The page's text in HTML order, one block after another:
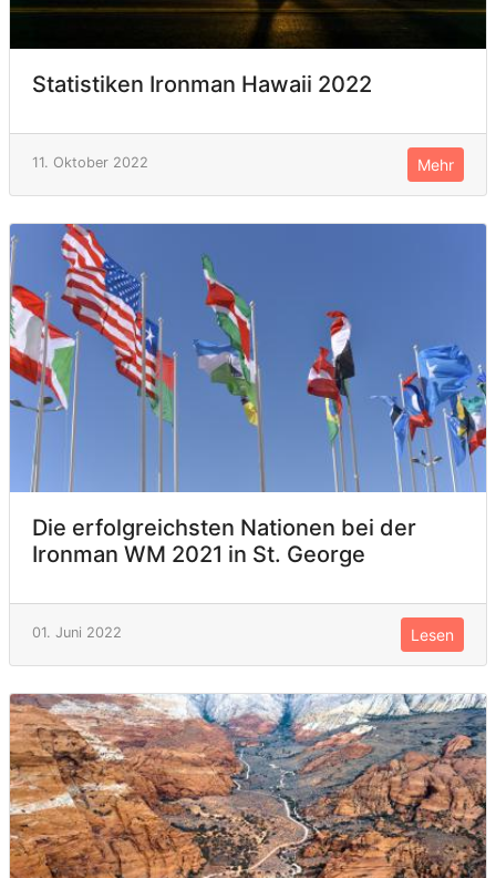
Statistiken Ironman Hawaii 2022
11. Oktober 2022 Mehr
Die erfolgreichsten Nationen bei der
Ironman WM 2021 in St. George
01. Juni 2022 Lesen